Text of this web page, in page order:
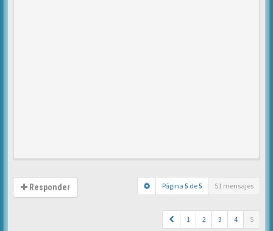
Responder Página 5 de5 51 mensajes
1 2 3 4 5